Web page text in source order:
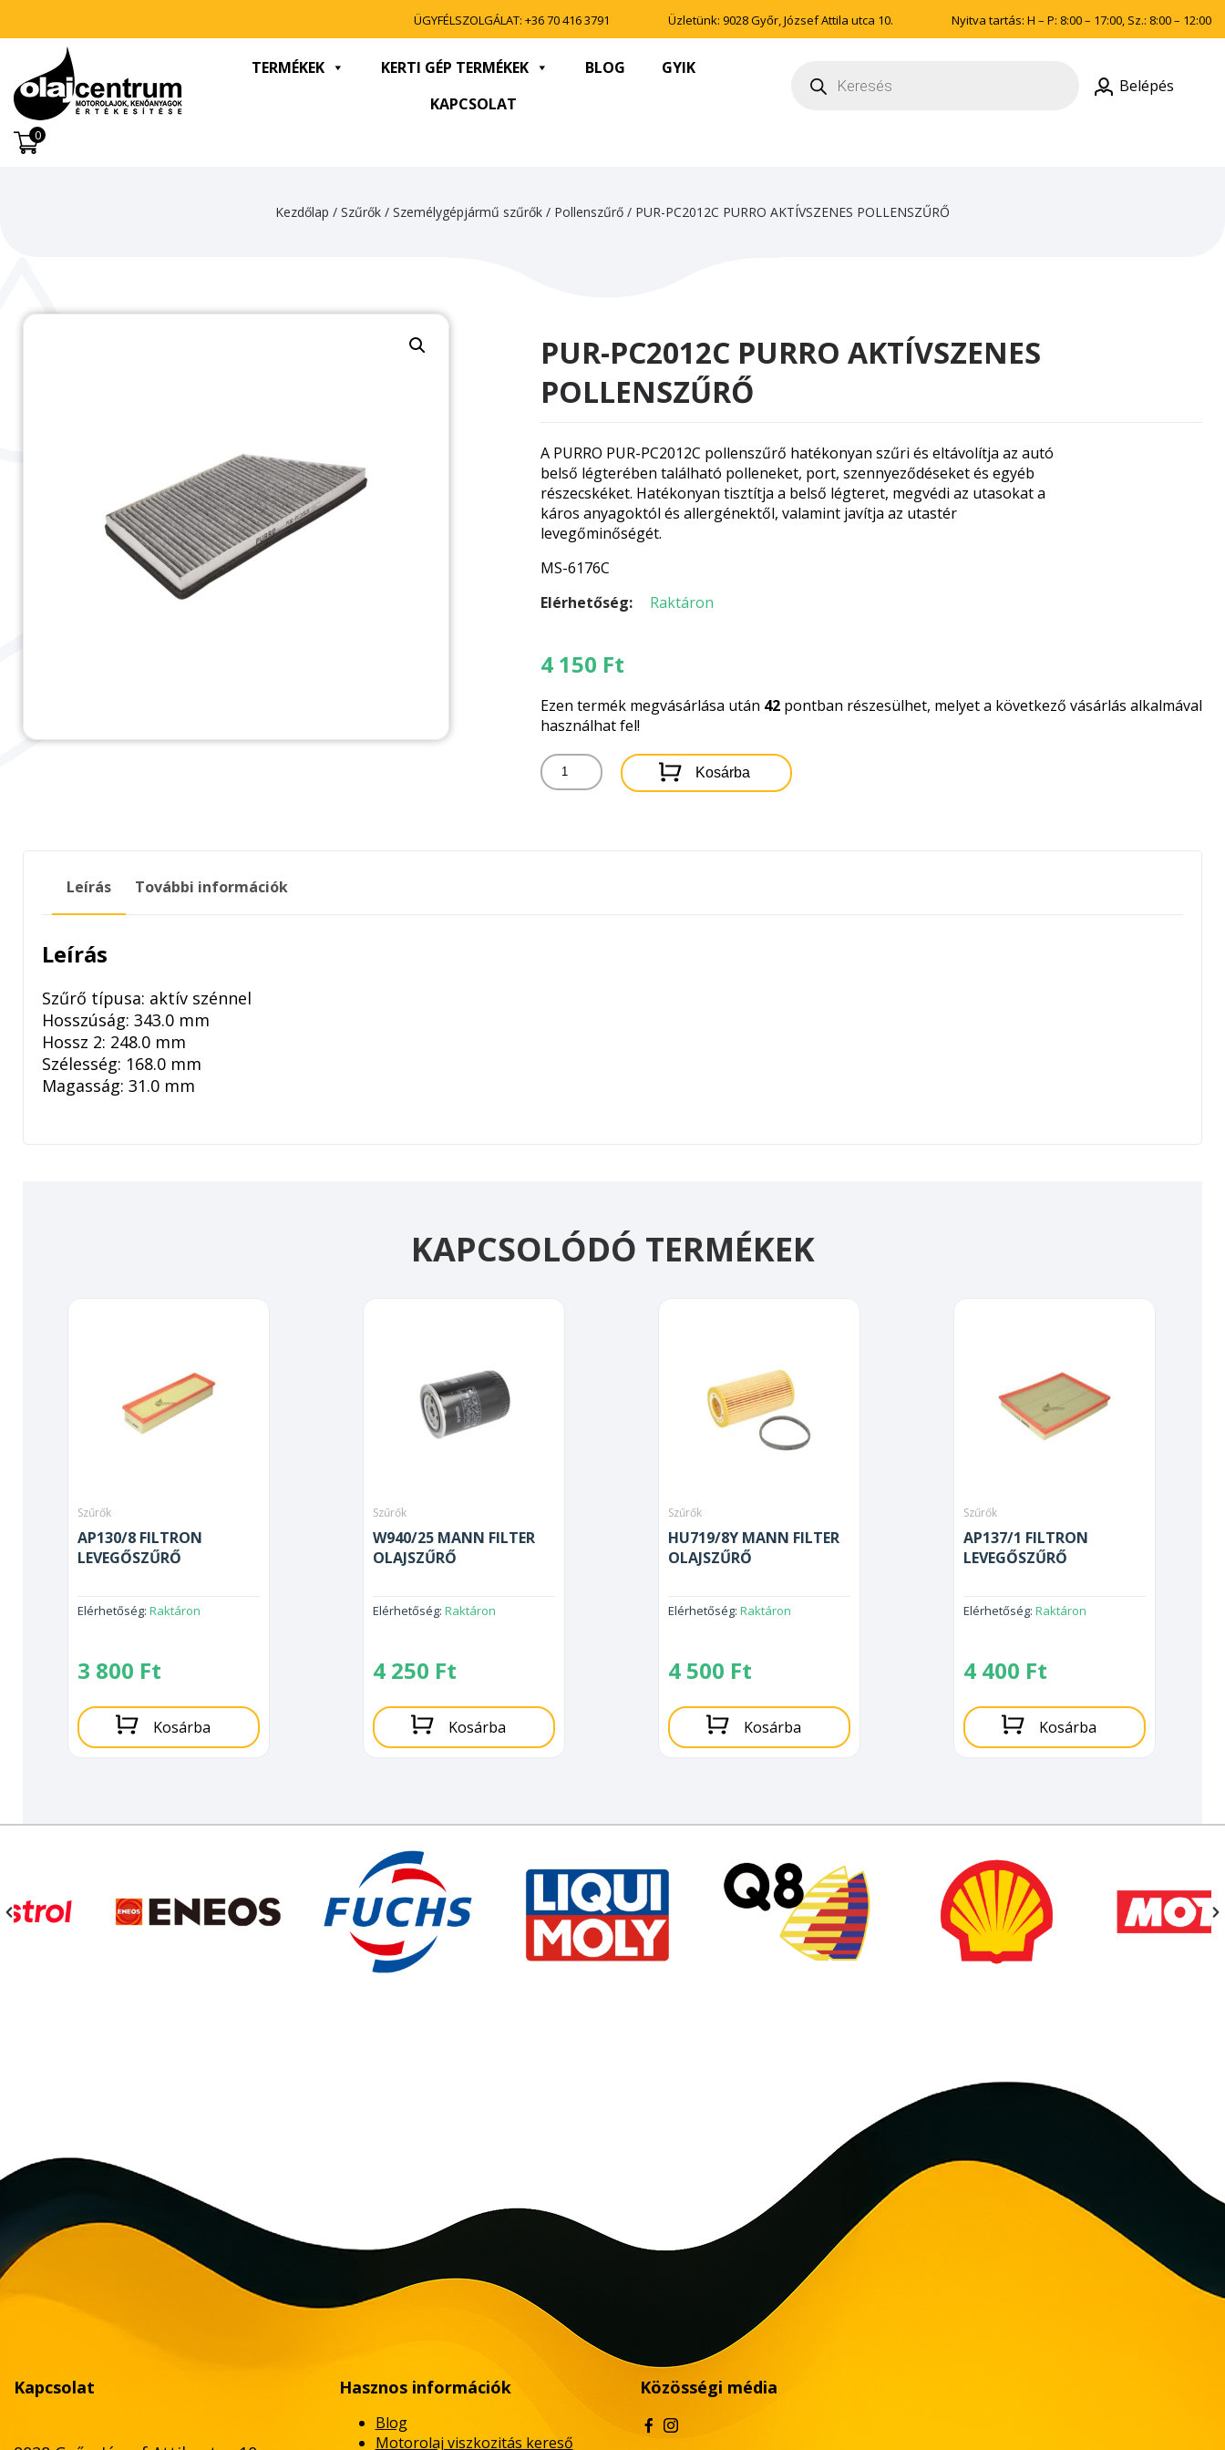
ÜGYFÉLSZOLGÁLAT: +36 70 416 3791 Üzletünk: 9028 Győr, József Attila utca 10. Nyitva tartás: H – P: 8:00 – 17:00, Sz.: 8:00 – 12:00
TERMÉKEK KERTI GÉP TERMÉKEK BLOG
GYIK
KAPCSOLAT
search Belépés
0
Kezdőlap / Szűrők / Személygépjármű szűrők / Pollenszűrő / PUR-PC2012C PURRO AKTÍVSZENES POLLENSZŰRŐ
PUR-PC2012C PURRO AKTÍVSZENES
POLLENSZŰRŐ
A PURRO PUR-PC2012C pollenszűrő hatékonyan szűri és eltávolítja az autó
belső légterében található polleneket, port, szennyeződéseket és egyéb
részecskéket. Hatékonyan tisztítja a belső légteret, megvédi az utasokat a
káros anyagoktól és allergénektől, valamint javítja az utastér
levegőminőségét.
MS-6176C
Elérhetőség:
Raktáron
4 150 Ft
Ezen termék megvásárlása után 42pontban részesülhet, melyet a következő vásárlás alkalmával
használhat fel!
PUR-
PC2012C
Kosárba
Leírás További információk
Leírás
Szűrő típusa: aktív szénnel
Hosszúság: 343.0 mm
Hossz 2: 248.0 mm
Szélesség: 168.0 mm
Magasság: 31.0 mm
KAPCSOLÓDÓ TERMÉKEK
Szűrők
AP130/8 FILTRON
LEVEGŐSZŰRŐ
Elérhetőség: Raktáron
3 800 Ft
Kosárba
Szűrők
W940/25 MANN FILTER
OLAJSZŰRŐ
Elérhetőség: Raktáron
4 250 Ft
Kosárba
Szűrők
HU719/8Y MANN FILTER
OLAJSZŰRŐ
Elérhetőség: Raktáron
4 500 Ft
Kosárba
Szűrők
AP137/1 FILTRON
LEVEGŐSZŰRŐ
Elérhetőség: Raktáron
4 400 Ft
Kosárba
Kapcsolat Hasznos információk
Blog
Motorolaj viszkozitás kereső
Közösségi média